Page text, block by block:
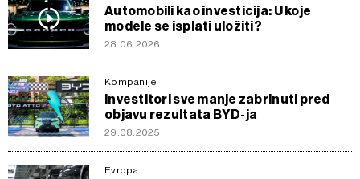
Automobili kao investicija: U koje
modele se isplati uložiti?
28.06.2026
Kompanije
Investitori sve manje zabrinuti pred
objavu rezultata BYD-ja
29.08.2025
Evropa